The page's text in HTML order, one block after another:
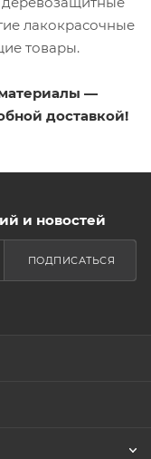
лакокрасочные
товары.
—
доставкой!
и новостей
ПОДПИСАТЬСЯ